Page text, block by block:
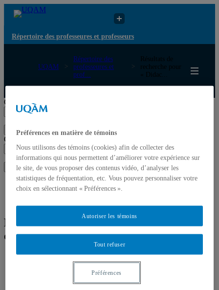
Répertoire des professeures et professeurs
UQAM
Répertoire des
professeures et
prof...
Résultats de
recherche pour
« Didac...
Chercher par nom ou par expertise
Soumettre la recherche
Chercher par nom ou par expertise
Soumettre la recherche
Liste des professeures et professeurs par départements et
écoles
Résultats de recherche pour « Didactique
des sciences »
arvisais.olivier@uqam.ca
Préférences en matière de témoins
Nous utilisons des témoins (cookies) afin de collecter des
informations qui nous permettent d’améliorer votre expérience sur
le site, de vous proposer des contenus vidéo, d’analyser les
statistiques de fréquentation, etc. Vous pouvez personnaliser votre
choix en sélectionnant « Préférences ».
Tout refuser
Autoriser les témoins
Préférences